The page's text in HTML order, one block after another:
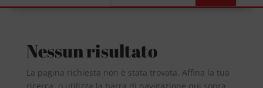
Nessun risultato
La pagina richiesta non è stata trovata. Affina la tua